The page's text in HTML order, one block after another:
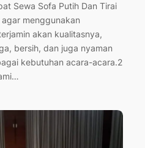
Sewa Sofa Putih Dan Tirai
menggunakan
akan kualitasnya,
bersih, dan juga nyaman
kebutuhan acara-acara.2